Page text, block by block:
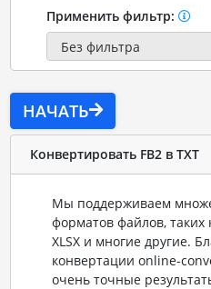
Применить фильтр:
НАЧАТЬ
Конвертировать FB2 в TXT
Мы поддерживаем
форматов файлов, таких
XLSX и многие другие.
конвертации online-
очень точные